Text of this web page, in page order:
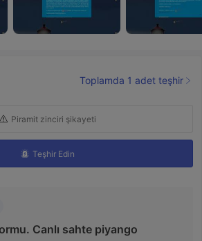
Toplamda 1 adet teşhir
Piramit zinciri şikayeti
Teşhir Edin